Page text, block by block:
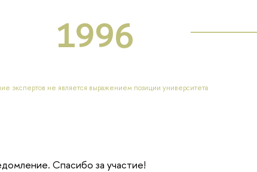
1996
экспертов не является выражением позиции университета
Спасибо за участие!